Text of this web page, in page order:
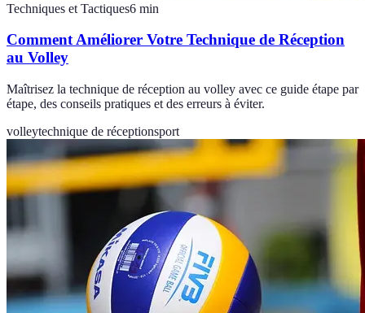
Techniques et Tactiques6 min
Comment Améliorer Votre Technique de Réception
au Volley
Maîtrisez la technique de réception au volley avec ce guide étape par
étape, des conseils pratiques et des erreurs à éviter.
volleytechnique de réceptionsport